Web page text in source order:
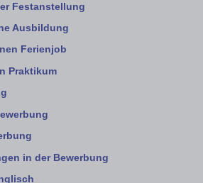
Festanstellung
Ausbildung
Ferienjob
Praktikum
in der Bewerbung